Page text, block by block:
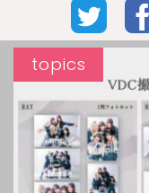
topics